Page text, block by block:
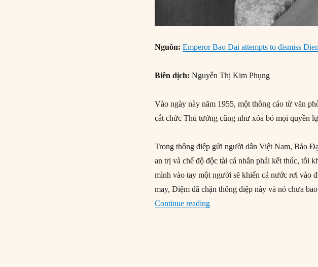
Nguồn: Emperor Bao Dai attempts to dismiss
Biên dịch: Nguyễn Thị Kim Phụng
Vào ngày này năm 1955, một thông cáo từ văn
cắt chức Thủ tướng cũng như xóa bỏ mọi quyền
Trong thông điệp gửi người dân Việt Nam, Bảo
an trị và chế độ độc tài cá nhân phải kết thúc, tôi
mình vào tay một người sẽ khiến cả nước rơi vào
may, Diệm đã chặn thông điệp này và nó chưa
Continue reading“18/10/1955: Bảo Đại cố gắng